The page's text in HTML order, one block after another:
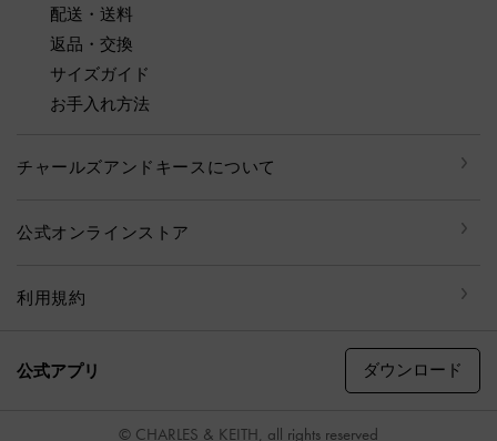
配送・送料
返品・交換
サイズガイド
お手入れ方法
チャールズアンドキースについて
公式オンラインストア
利用規約
公式アプリ ダウンロード
© CHARLES & KEITH, all rights reserved